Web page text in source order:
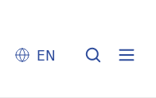
EN